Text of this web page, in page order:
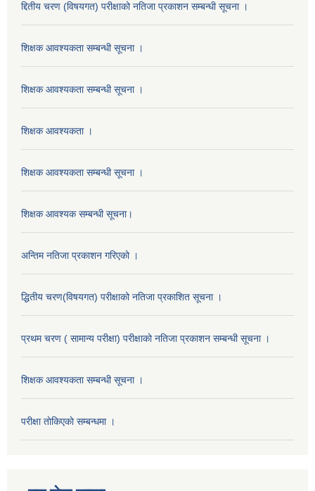
द्दितीय चरण (विषयगत) परीक्षाको नतिजा प्रकाशन सम्बन्धी सूचना ।
शिक्षक आवश्यकता सम्बन्धी सूचना ।
शिक्षक आवश्यकता सम्बन्धी सूचना ।
शिक्षक आवश्यकता ।
शिक्षक आवश्यकता सम्बन्धी सूचना ।
शिक्षक आवश्यक सम्बन्धी सूचना।
अन्तिम नतिजा प्रकाशन गरिएको ।
द्धितीय चरण(विषयगत) परीक्षाको नतिजा प्रकाशित सूचना ।
प्रथम चरण ( सामान्य परीक्षा) परीक्षाको नतिजा प्रकाशन सम्बन्धी सूचना ।
शिक्षक आवश्यकता सम्बन्धी सूचना ।
परीक्षा ताेकिएकाे सम्बन्धमा ।